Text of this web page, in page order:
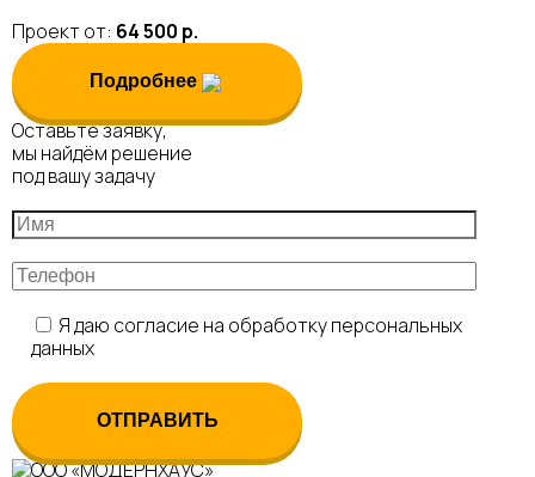
Проект от: 64 500 р.
Подробнее
Оставьте заявку,
мы найдём решение
под вашу задачу
Я даю согласие на обработку персональных
данных